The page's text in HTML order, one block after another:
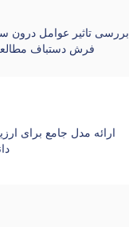
بررسی تاثیر عوامل درون
فرش دستباف
ارائه مدل جامع برای